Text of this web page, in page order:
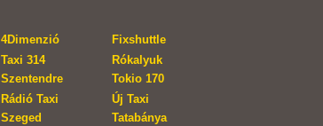
4Dimenzió
Fixshuttle
Taxi 314
Szentendre
Rókalyuk
Tokio 170
Rádió Taxi
Szeged
Új Taxi
Tatabánya